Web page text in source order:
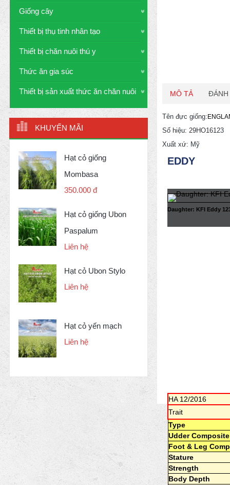
Giống cây
Thiết bị thụ tinh nhân tạo
Thiết bị chăn nuôi thú y
Thức ăn gia súc
Thiết bị sản xuất thức ăn chăn nuôi
KHUYẾN MÃI
Hạt cỏ giống
Mombasa
350.000 đ
Hạt cỏ giống Ubon
Paspalum
Liên hệ
Hạt cỏ Ubon Stylo
Liên hệ
Hạt cỏ yến mạch
Liên hệ
MÔ TẢ ĐÁNH
Tên đực giống:
Số hiệu: 29HO16123
Xuất xứ: Mỹ
EDDY
Daughter: KFI Eddy
HA 12/2016
Trait
Type
Udder Composite
Foot & Leg
Stature
Strength
Body Depth